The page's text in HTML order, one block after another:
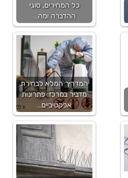
כל המחירים, סוגי
ההדברה ומה…
המדריך המלא לבחירת
מדביר במרכז: פתרונות
אפקטיביים…